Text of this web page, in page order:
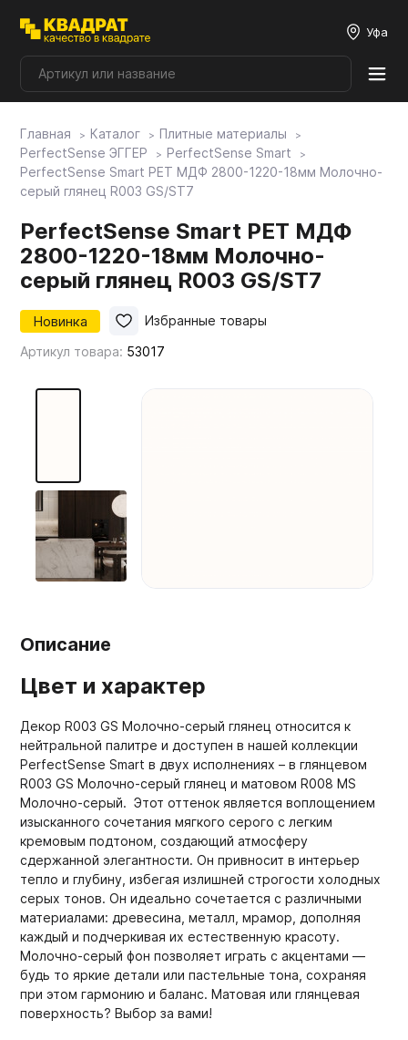
Уфа
Плитные материалы
Фурнитура
Столешницы
Мой ЭГГЕР
Главная Каталог
Плитные материалы
PerfectSense ЭГГЕР
PerfectSense Smart
PerfectSense Smart PET МДФ 2800-1220-18мм Молочно-
серый глянец R003 GS/ST7
PerfectSense Smart PET МДФ
2800-1220-18мм Молочно-
серый глянец R003 GS/ST7
Новинка
Артикул товара: 53017
Избранные товары
Описание
Цвет и характер
Декор R003 GS Молочно-серый глянец относится к
нейтральной палитре и доступен в нашей коллекции
PerfectSense Smart в двух исполнениях – в глянцевом
R003 GS Молочно-серый глянец и матовом R008 MS
Молочно-серый. Этот оттенок является воплощением
изысканного сочетания мягкого серого с легким
кремовым подтоном, создающий атмосферу
сдержанной элегантности. Он привносит в интерьер
тепло и глубину, избегая излишней строгости холодных
серых тонов. Он идеально сочетается с различными
материалами: древесина, металл, мрамор, дополняя
каждый и подчеркивая их естественную красоту.
Молочно-серый фон позволяет играть с акцентами —
будь то яркие детали или пастельные тона, сохраняя
при этом гармонию и баланс. Матовая или глянцевая
поверхность? Выбор за вами!